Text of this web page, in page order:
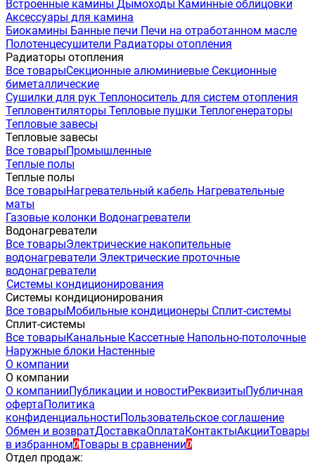
Встроенные камины Дымоходы Каминные облицовки
Аксессуары для камина
Биокамины Банные печи Печи на отработанном масле
Полотенцесушители Радиаторы отопления
Радиаторы отопления
Все товарыСекционные алюминиевые Секционные
биметаллические
Сушилки для рук Теплоноситель для систем отопления
Тепловентиляторы Тепловые пушки Теплогенераторы
Тепловые завесы
Тепловые завесы
Все товарыПромышленные
Теплые полы
Теплые полы
Все товарыНагревательный кабель Нагревательные
маты
Газовые колонки Водонагреватели
Водонагреватели
Все товарыЭлектрические накопительные
водонагреватели Электрические проточные
водонагреватели
Системы кондиционирования
Системы кондиционирования
Все товарыМобильные кондиционеры Сплит-системы
Сплит-системы
Все товарыКанальные Кассетные Напольно-потолочные
Наружные блоки Настенные
О компании
О компании
О компанииПубликации и новостиРеквизитыПубличная
офертаПолитика
конфиденциальностиПользовательское соглашение
Обмен и возвратДоставкаОплатаКонтактыАкцииТовары
в избранном0Товары в сравнении0
Отдел продаж: